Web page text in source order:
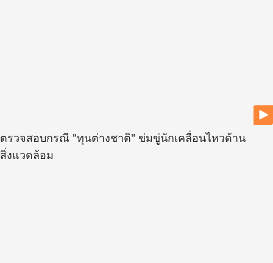
ตรวจสอบกรณี "ทุนต่างชาติ" ข่มขู่นักเคลื่อนไหวด้าน
สิ่งแวดล้อม